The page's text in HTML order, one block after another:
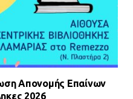
Απονομής Επαίνων
2026